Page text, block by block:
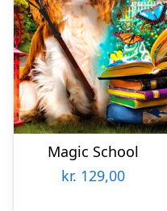
Magic School
kr. 129,00